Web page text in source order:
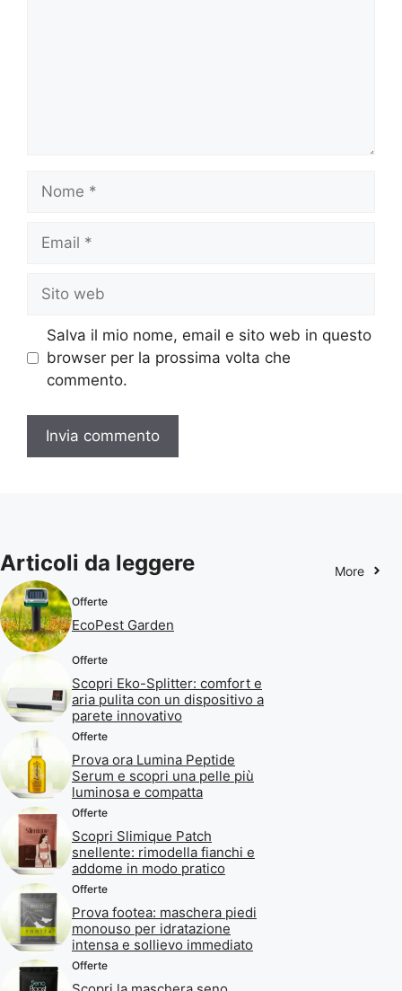
Nome
Email
Sito
web
Salva il mio nome, email e sito web in questo
browser per la prossima volta che
commento.
Articoli da leggere More
Offerte
EcoPest Garden
Offerte
Scopri Eko-Splitter: comfort e
aria pulita con un dispositivo a
parete innovativo
Offerte
Prova ora Lumina Peptide
Serum e scopri una pelle più
luminosa e compatta
Offerte
Scopri Slimique Patch
snellente: rimodella fianchi e
addome in modo pratico
Offerte
Prova footea: maschera piedi
monouso per idratazione
intensa e sollievo immediato
Offerte